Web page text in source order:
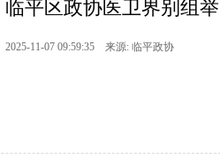
临平区政协医卫界别组
2025-11-07 09:59:35 来源: 临平政协